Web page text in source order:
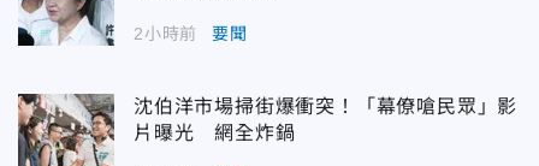
2小時前 要聞
沈伯洋市場掃街爆衝突！「幕僚嗆民眾」影
片曝光 網全炸鍋